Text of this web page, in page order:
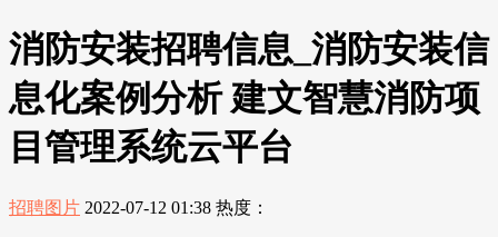
消防安装招聘信息_消防安装信
息化案例分析 建文智慧消防项
目管理系统云平台
招聘图片 2022-07-12 01:38 热度：